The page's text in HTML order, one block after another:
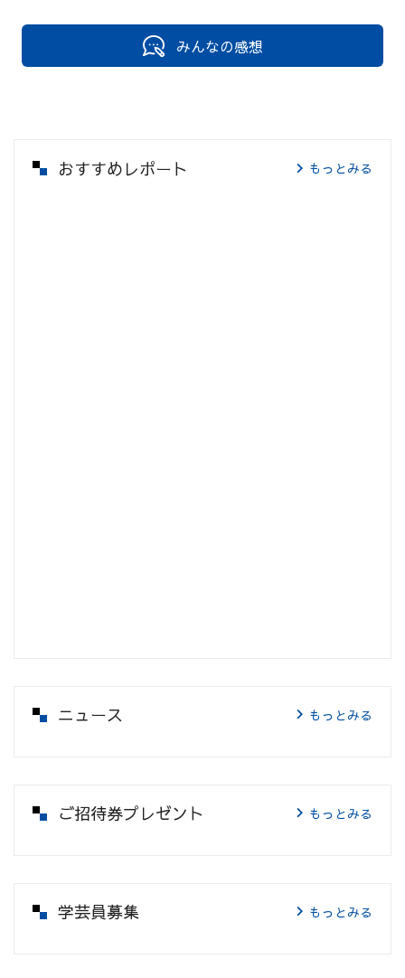
みんなの感想
おすすめレポート もっとみる
ニュース もっとみる
ご招待券プレゼント もっとみる
学芸員募集 もっとみる